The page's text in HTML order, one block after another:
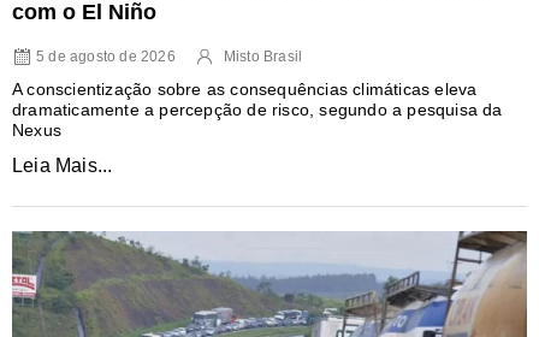
com o El Niño
5 de agosto de 2026 Misto Brasil
A conscientização sobre as consequências climáticas eleva
dramaticamente a percepção de risco, segundo a pesquisa da
Nexus
Leia Mais...